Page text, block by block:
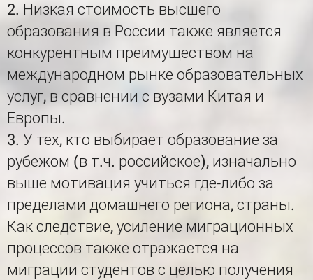
2. Низкая стоимость высшего
образования в России также является
конкурентным преимуществом на
международном рынке образовательных
услуг, в сравнении с вузами Китая и
Европы.
3. У тех, кто выбирает образование за
рубежом (в т.ч. российское), изначально
выше мотивация учиться где-либо за
пределами домашнего региона, страны.
Как следствие, усиление миграционных
процессов также отражается на
миграции студентов с целью получения